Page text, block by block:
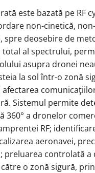
este bazată pe RF
non-cinetică, non-
spre deosebire de
total al spectrului,
asupra dronei
la sol într-o zonă
Sistemul permite
360° a dronelor
RF;
aeronavei,
preluarea controlată a
o zonă sigură, prin